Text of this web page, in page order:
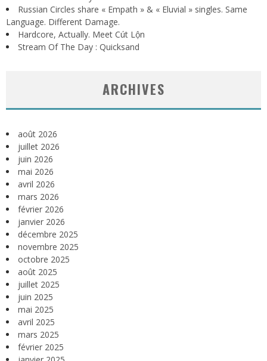
Russian Circles share « Empath » & « Eluvial » singles. Same
Language. Different Damage.
Hardcore, Actually. Meet Cút Lộn
Stream Of The Day : Quicksand
ARCHIVES
août 2026
juillet 2026
juin 2026
mai 2026
avril 2026
mars 2026
février 2026
janvier 2026
décembre 2025
novembre 2025
octobre 2025
août 2025
juillet 2025
juin 2025
mai 2025
avril 2025
mars 2025
février 2025